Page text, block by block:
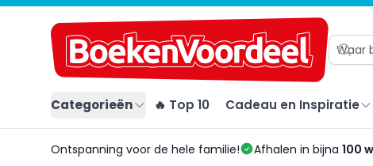
Categorieën 🔥 Top 10 Cadeau en Inspiratie
Ontspanning voor de hele familie! Afhalen in bijna 100